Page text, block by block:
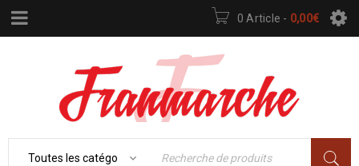
0 Article - 0,00€